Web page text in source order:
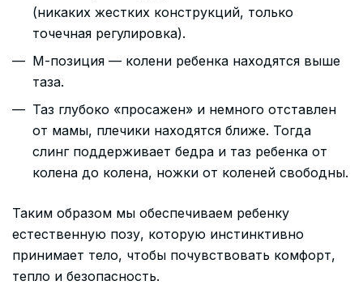
(никаких жестких конструкций, только
точечная регулировка).
М-позиция — колени ребенка находятся выше
таза.
Таз глубоко «просажен» и немного отставлен
от мамы, плечики находятся ближе. Тогда
слинг поддерживает бедра и таз ребенка от
колена до колена, ножки от коленей свободны.
Таким образом мы обеспечиваем ребенку
естественную позу, которую инстинктивно
принимает тело, чтобы почувствовать комфорт,
тепло и безопасность.